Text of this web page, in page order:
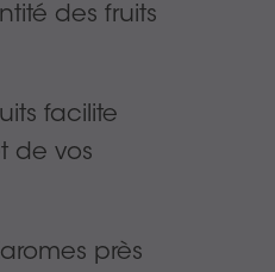
des fruits
facilite
de vos
près